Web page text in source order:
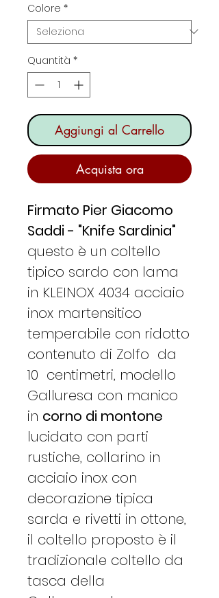
Colore *
Quantità *
Aggiungi al Carrello
Acquista ora
Firmato Pier Giacomo
Saddi - "Knife Sardinia"
questo è un coltello
tipico sardo con lama
in KLEINOX 4034 acciaio
inox martensitico
temperabile con ridotto
contenuto di Zolfo da
10 centimetri, modello
Galluresa con manico
in corno di montone
lucidato con parti
rustiche, collarino in
acciaio inox con
decorazione tipica
sarda e rivetti in ottone,
il coltello proposto è il
tradizionale coltello da
tasca della